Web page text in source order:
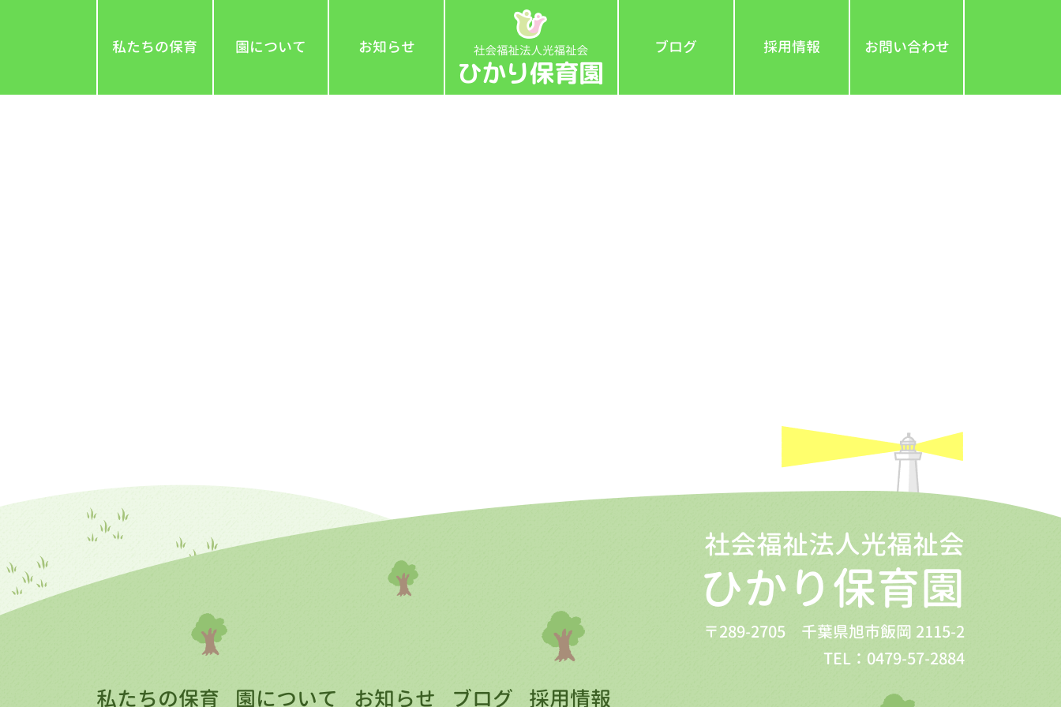
私たちの保育 園について お知らせ ブログ 採用情報 お問い合わせ
社会福祉法人光福祉会
ひかり保育園
〒289-2705 千葉県旭市飯岡 2115-2
TEL：0479-57-2884
私たちの保育 園について お知らせ ブログ 採用情報